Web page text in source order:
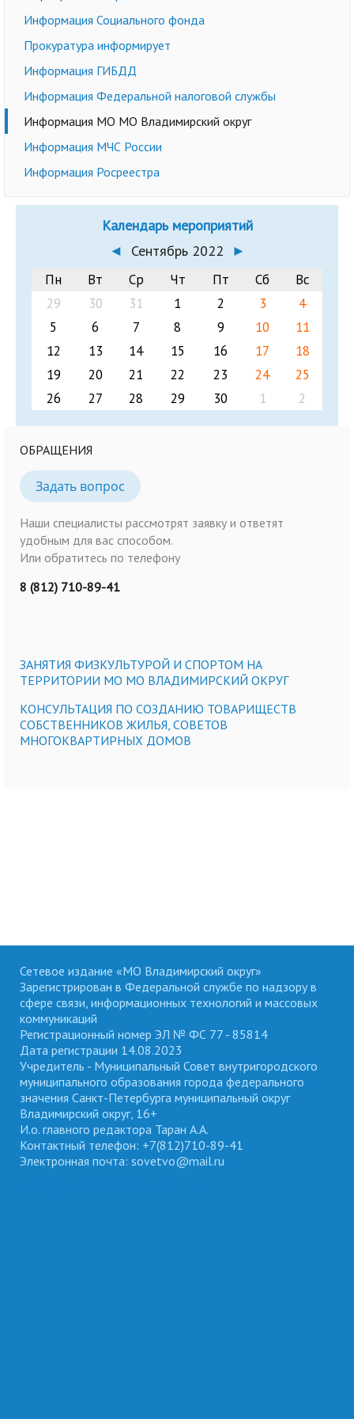
Информация Социального фонда
Прокуратура информирует
Информация ГИБДД
Информация Федеральной налоговой службы
Информация МО МО Владимирский округ
Информация МЧС России
Информация Росреестра
Календарь мероприятий
◄
Сентябрь 2022 ►
Пн Вт Ср Чт Пт Сб
Вс
29
30 31 1 2 3
4
5
6 7 8 9 10
11
12
13 14 15 16 17
18
19
20 21 22 23 24
25
26
27 28 29 30 1 2
ОБРАЩЕНИЯ
Задать вопрос
Наши специалисты рассмотрят заявку и ответят
удобным для вас способом.
Или обратитесь по телефону
8 (812) 710-89-41
ЗАНЯТИЯ ФИЗКУЛЬТУРОЙ И СПОРТОМ НА
ТЕРРИТОРИИ МО МО ВЛАДИМИРСКИЙ ОКРУГ
КОНСУЛЬТАЦИЯ ПО СОЗДАНИЮ ТОВАРИЩЕСТВ
СОБСТВЕННИКОВ ЖИЛЬЯ, СОВЕТОВ
МНОГОКВАРТИРНЫХ ДОМОВ
Сетевое издание «МО Владимирский округ»
Зарегистрирован в Федеральной службе по надзору в
сфере связи, информационных технологий и массовых
коммуникаций
Регистрационный номер ЭЛ № ФС 77 - 85814
Дата регистрации 14.08.2023
Учредитель - Муниципальный Совет внутригородского
муниципального образования города федерального
значения Санкт-Петербурга муниципальный округ
Владимирский округ, 16+
И.о. главного редактора Таран А.А.
Контактный телефон: +7(812)710-89-41
Электронная почта: sovetvo@mail.ru